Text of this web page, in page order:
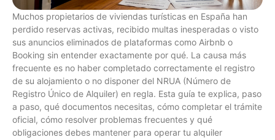
Muchos propietarios de viviendas turísticas en España han
perdido reservas activas, recibido multas inesperadas o visto
sus anuncios eliminados de plataformas como Airbnb o
Booking sin entender exactamente por qué. La causa más
frecuente es no haber completado correctamente el registro
de su alojamiento o no disponer del NRUA (Número de
Registro Único de Alquiler) en regla. Esta guía te explica, paso
a paso, qué documentos necesitas, cómo completar el trámite
oficial, cómo resolver problemas frecuentes y qué
obligaciones debes mantener para operar tu alquiler